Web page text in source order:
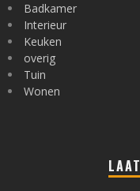
Badkamer
Interieur
Keuken
overig
Tuin
Wonen